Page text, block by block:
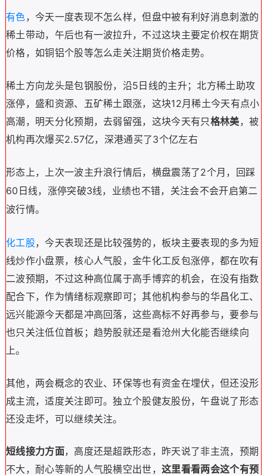
有色，今天一度表现不怎么样，但盘中被有利好消息刺激的
稀土带动，午后也有一波拉升， 不过这块主要定价权在期货
价格，如铜铝个股等怎么走关注期货价格走势。
稀土方向龙头是包钢股份，沿5日线的主升；北方稀土助攻
涨停， 盛和资源、五矿稀土跟涨，这块12月稀土今天有点小
高潮，明天分化预期，去弱留强，这块今天有只格林美，被
机构再次爆买2.57亿，深港通买了3个亿左右
形态上，上次一波主升浪行情后，横盘震荡了2个月，回踩
60日线，涨停突破3线，业绩也不错，关注会不会开启第二
波行情。
化工股，今天表现还是比较强势的，板块主要表现的多为短
线炒作小盘票，核心人气股，金牛化工反包涨停，都在吹有
二波预期，不过这种高位属于高手博弈的机会，在没有指数
配合下，作为情绪标观察即可；其他机构参与的华昌化工、
远兴能源今天都是冲高回落，这些高标不好再参与，要参与
也只关注低位首板；趋势股就还是看沧州大化能否继续向
上。
其他，两会概念的农业、环保等也有资金在埋伏，但还没形
成主流，适度关注即可。独立个股健友股份，午盘说了形态
还没走坏，可以继续关注。
短线接力方面，高度还是超跌形态，昨天说了非主流，预期
不大，耐心等新的人气股横空出世，这里看看两会这个有预